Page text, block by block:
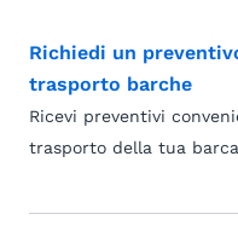
Richiedi un
trasporto barche
Ricevi preventivi
trasporto della tua barca